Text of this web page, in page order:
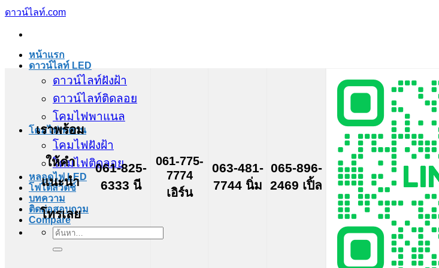
ข้าม
เนื้อหา
ดาวน์ไลท์.com
หน้าแรก
ดาวน์ไลท์ LED
ดาวน์ไลท์ฝังฝ้า
ดาวน์ไลท์ติดลอย
โคมไฟพาแนล
โคมไฟเพดาน
โคมไฟฝังฝ้า
โคมไฟติดลอย
หลอดไฟ LED
โฟโต้สวิตช์
บทความ
ติดต่อสอบถาม
Compare
ค้นหา:
เราพร้อม
ให้คำ
แนะนำ
โทรเลย
061-825-
6333 นี
061-775-
7774
เอิร์น
063-481-
7744 นิ่ม
065-896-
2469 เปิ้ล